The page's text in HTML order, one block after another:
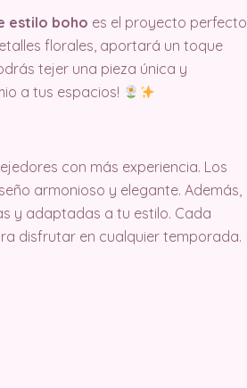
estilo boho es el proyecto perfecto
florales, aportará un toque
tejer una pieza única y
a tus espacios!
con más experiencia. Los
armonioso y elegante. Además,
y adaptadas a tu estilo. Cada
disfrutar en cualquier temporada.